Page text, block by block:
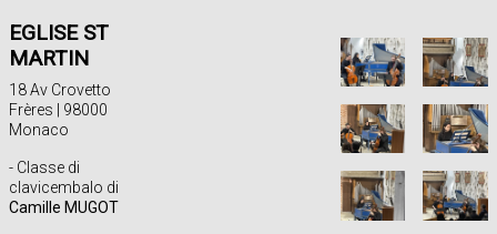
EGLISE ST
MARTIN
18 Av Crovetto
Frères | 98000
Monaco
- Classe di
clavicembalo di
Camille MUGOT